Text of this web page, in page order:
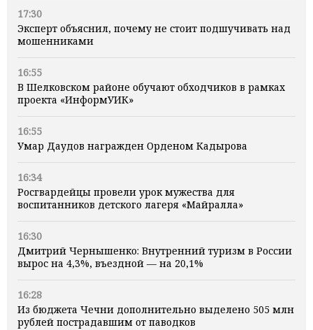
17:30
Эксперт объяснил, почему не стоит подшучивать над
мошенниками
16:55
В Шелковском районе обучают обходчиков в рамках
проекта «ИнформУИК»
16:55
Умар Даудов награжден Орденом Кадырова
16:34
Росгвардейцы провели урок мужества для
воспитанников детского лагеря «Майралла»
16:30
Дмитрий Чернышенко: Внутренний туризм в России
вырос на 4,3%, въездной — на 20,1%
16:28
Из бюджета Чечни дополнительно выделено 505 млн
рублей пострадавшим от паводков